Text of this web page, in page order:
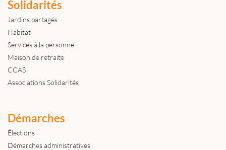
Solidarités
Jardins partagés
Habitat
Services à la personne
Maison de retraite
CCAS
Associations Solidarités
Démarches
Élections
Démarches administratives